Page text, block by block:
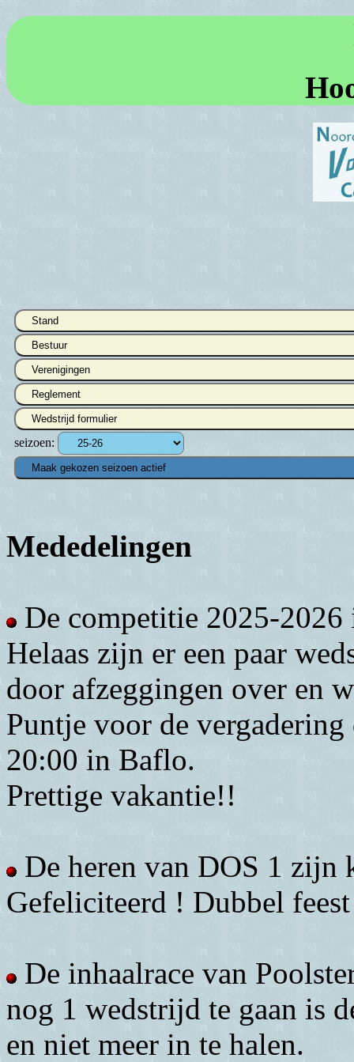
Stand
Bestuur
Verenigingen
Reglement
Wedstrijd formulier
seizoen:
Mededelingen
De competitie 2025-2026
Helaas zijn er een paar
door afzeggingen over en
Puntje voor de
20:00 in Baflo.
Prettige vakantie!!
De heren van DOS 1 zijn
Gefeliciteerd ! Dubbel
De inhaalrace van
nog 1 wedstrijd te gaan is
en niet meer in te halen.